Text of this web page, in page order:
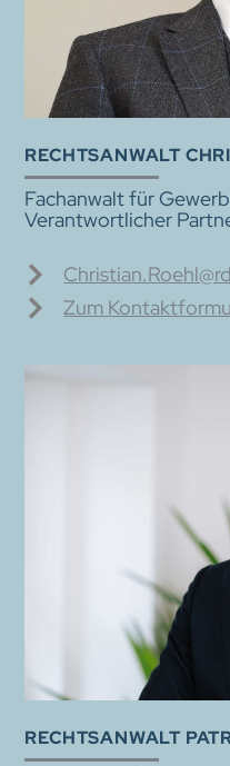
RECHTS­ANWALT
Fachanwalt für
Verantwortlicher
Zum
RECHTS­ANWALT